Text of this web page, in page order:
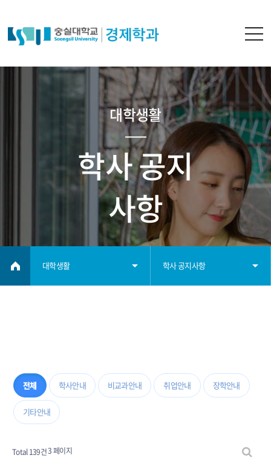
대학생활
학사 공지
사항
대학생활
대학생활
진로취업안내
학사 공지사항
공모전
전체 학사안내 비교과안내 취업안내 장학안내
기타안내
Total 139건3 페이지